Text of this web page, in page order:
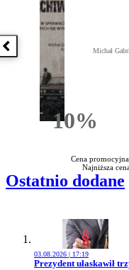
Poprzednia książka
10%
Michał
Cena
Najniższa
Ostatnio dodane
03.08.2026 | 17:19
Przejdź do artykułu:
Prezydent ułaskawił